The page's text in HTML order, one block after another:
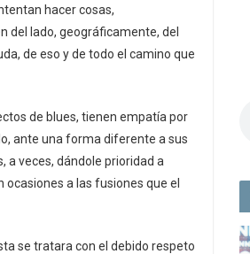
hacer cosas,
del lado, geográficamente, del
de eso y de todo el camino que
de blues, tienen empatía por
ante una forma diferente a sus
a veces, dándole prioridad a
a las fusiones que el
se tratara con el debido respeto